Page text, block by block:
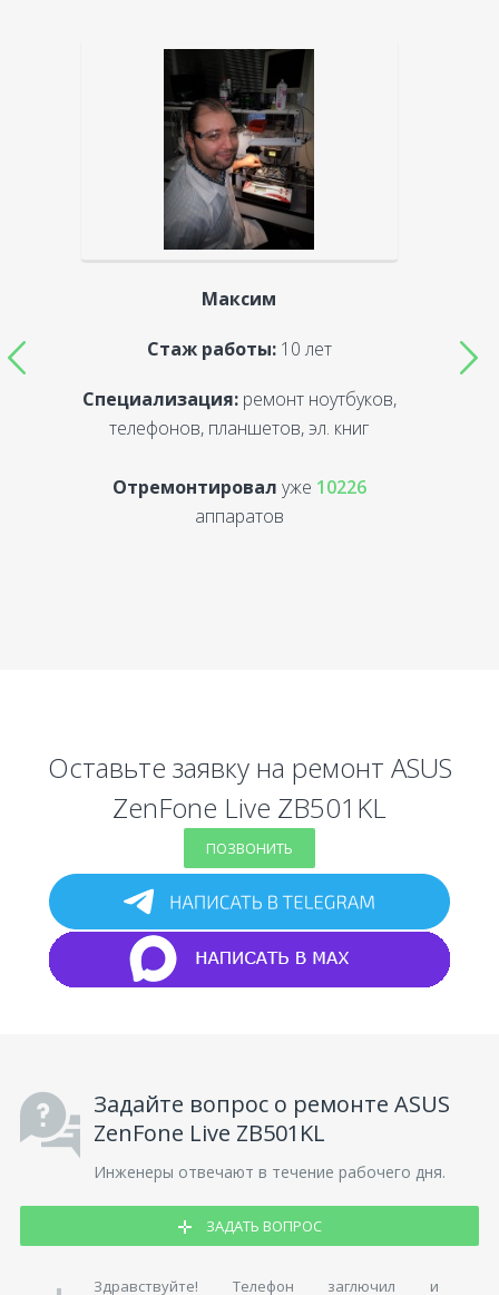
Максим
Стаж работы:10 лет
Специализация:ремонт ноутбуков,
телефонов, планшетов, эл. книг
Отремонтировал уже 10226
аппаратов
Оставьте заявку на ремонт ASUS
ZenFone Live ZB501KL
ПОЗВОНИТЬ
Задайте вопрос о ремонте ASUS
ZenFone Live ZB501KL
Инженеры отвечают в течение рабочего дня.
ЗАДАТЬ ВОПРОС
Здравствуйте! Телефон заглючил и